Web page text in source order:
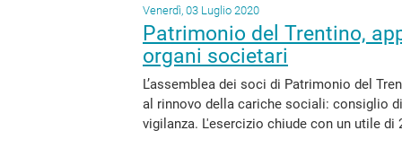
Venerdì, 03 Luglio 2020
Patrimonio del Trentino,
organi societari
L’assemblea dei soci di Patrimonio del
al rinnovo della cariche sociali: consiglio
vigilanza. L'esercizio chiude con un utile